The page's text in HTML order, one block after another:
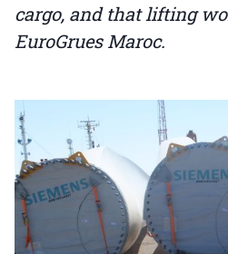
cargo, and that lifting
EuroGrues Maroc.